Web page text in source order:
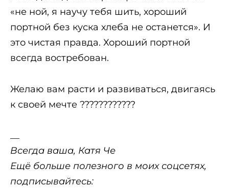
«не ной, я научу тебя шить, хороший
портной без куска хлеба не останется». И
это чистая правда. Хороший портной
всегда востребован.
Желаю вам расти и развиваться, двигаясь
к своей мечте ????????????
Всегда ваша, Катя Че
Ещё больше полезного в моих соцсетях,
подписывайтесь: